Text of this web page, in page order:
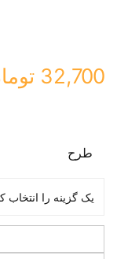
32,700
طرح